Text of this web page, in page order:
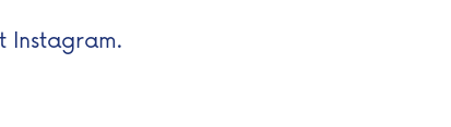
Instagram.